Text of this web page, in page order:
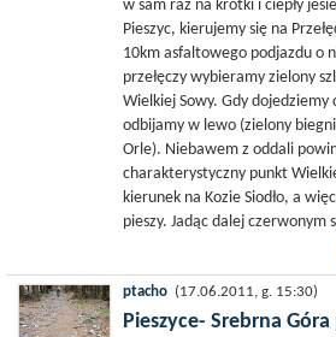
w sam raz na krótki i ciepły
Pieszyc, kierujemy się na
10km asfaltowego podjazdu o
przełęczy wybieramy zielony
Wielkiej Sowy. Gdy dojedziemy
odbijamy w lewo (zielony
Orle). Niebawem z oddali
charakterystyczny punkt
kierunek na Kozie Siodło, a
pieszy. Jadąc dalej czerwonym
ptacho (17.06.2011, g. 15:30)
Pieszyce- Srebrna